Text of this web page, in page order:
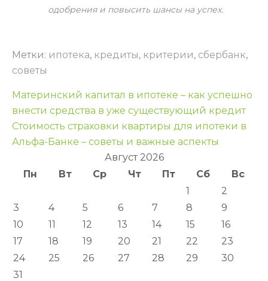
одобрения и повысить шансы на успех.
Метки: ипотека, кредиты, критерии, сбербанк,
советы
Навигация
по
записям
Материнский капитал в ипотеке – как успешно
внести средства в уже существующий кредит
Стоимость страховки квартиры для ипотеки в
Альфа-Банке – советы и важные аспекты
Август 2026
Пн
Вт Ср Чт Пт Сб
Вс
1
2
3
4 5 6 7 8
9
10
11 12 13 14 15
16
17
18 19 20 21 22
23
24
25 26 27 28 29
30
31